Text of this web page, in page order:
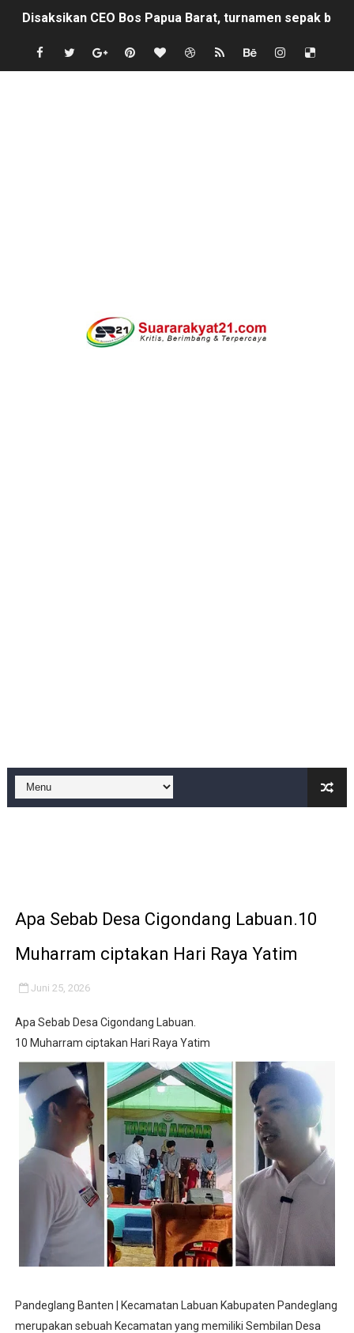
Disaksikan CEO Bos Papua Barat, turnamen sepak
Di ikuti 14 Desa Turnamen sepak bola se-kecamatan
Anggaran Langganan Media di DPRD Depok Rp210,3
Terkait Pemberitaan Di Desa Lewibalang : Camat
Pelayanan Air Bersih Kembali Menjadi Sorotan
Apa Sebab Desa Cigondang Labuan.10
Muharram ciptakan Hari Raya Yatim
Juni 25, 2026
Apa Sebab Desa Cigondang Labuan.
10 Muharram ciptakan Hari Raya Yatim
Pandeglang Banten | Kecamatan Labuan Kabupaten Pandeglang
merupakan sebuah Kecamatan yang memiliki Sembilan Desa